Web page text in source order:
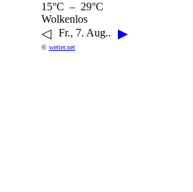
15°C – 29°C
Wolkenlos
◁ Fr., 7. Aug.. ▶
© wetter.net